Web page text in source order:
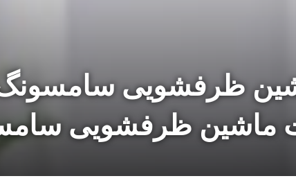
ظرفشویی سامسونگ
ماشین ظرفشویی